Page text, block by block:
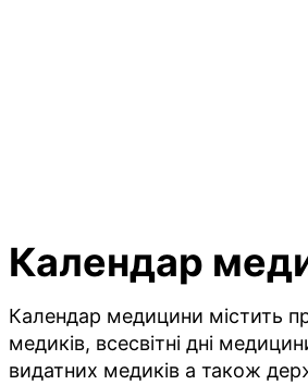
Календар
Календар медицини містить
медиків, всесвітні дні
видатних медиків а також